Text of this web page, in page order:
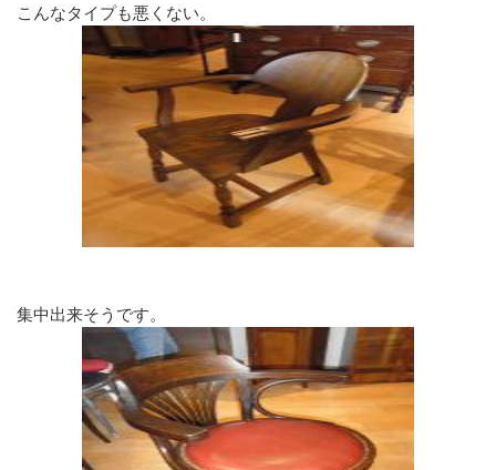
こんなタイプも悪くない。
集中出来そうです。